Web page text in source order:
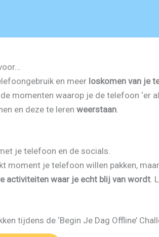
en meer loskomen van je
momenten waarop je de telefoon ‘er
en deze te leren weerstaan.
je telefoon en de socials.
moment je telefoon willen pakken,
activiteiten waar je echt blij van wordt .
tijdens de ‘Begin Je Dag Offline’